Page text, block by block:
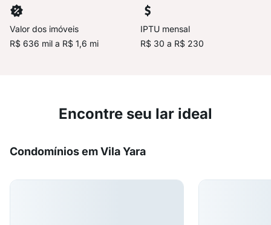
Valor dos imóveis
R$ 636 mil a R$ 1,6 mi
IPTU mensal
R$ 30 a R$ 230
Encontre seu lar ideal
Condomínios em Vila Yara